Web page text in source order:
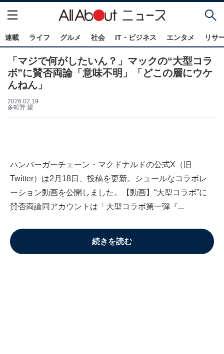
連載 ライフ グルメ 社会 IT・ビジネス エンタメ リサ
「マジで何がしたいん？」マックの“大型コラ
ボ”に賛否両論「意味不明」「どこの層にウケ
んねん」
2026.02.19
多町野 望
ハンバーガーチェーン・マクドナルドの公式X（旧
Twitter）は2月18日、投稿を更新。シュールなコラボレ
ーション動画を公開しました。【動画】“大型コラボ”に
賛否両論同アカウントは「大型コラボ第一弾『...
続きを読む